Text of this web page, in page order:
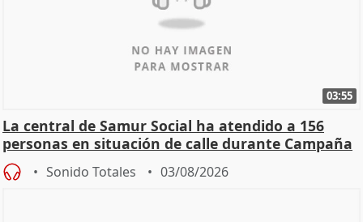
03:55
La central de Samur Social ha atendido a 156
personas en situación de calle durante Campaña
de Calor
Sonido Totales 03/08/2026